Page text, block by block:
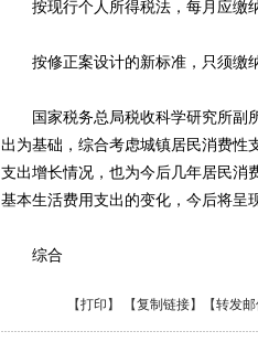
按现行个人所得税法，每月应缴纳
按修正案设计的新标准，只须缴纳
国家税务总局税收科学研究所副所
出为基础，综合考虑城镇居民消费性
支出增长情况，也为今后几年居民消
基本生活费用支出的变化，今后将呈
综合
【打印 】 【复制链接】【转发